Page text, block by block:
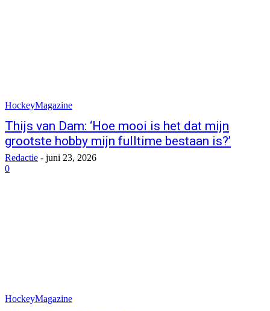
HockeyMagazine
Thijs van Dam: ‘Hoe mooi is het dat mijn
grootste hobby mijn fulltime bestaan is?’
Redactie - juni 23, 2026
0
HockeyMagazine